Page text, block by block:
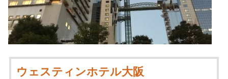
ウェスティンホテル大阪